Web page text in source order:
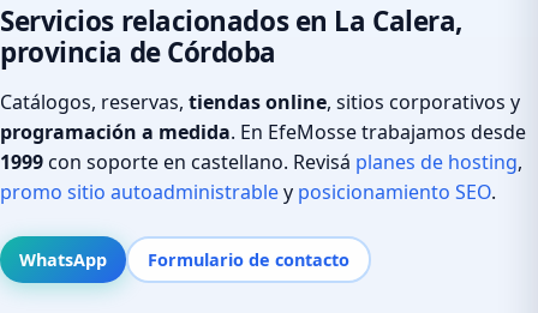
Servicios relacionados en La Calera,
provincia de Córdoba
Catálogos, reservas, tiendas online, sitios corporativos y
programación a medida. En EfeMosse trabajamos desde
1999con soporte en castellano. Revisá planes de hosting,
promo sitio autoadministrabley posicionamiento SEO.
WhatsApp Formulario de contacto